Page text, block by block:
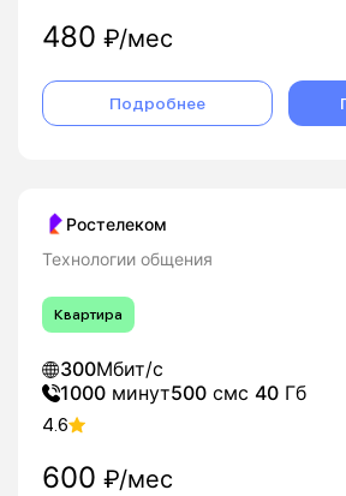
480 ₽/мес
Подробнее
Ростелеком
Технологии общения
Квартира
300Мбит/с
1000 минут500 смс 40 Гб
4.6
600 ₽/мес